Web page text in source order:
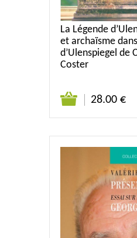
La Légende
et archaïsme
d’Ulenspiegel de
Coster
28.00 €